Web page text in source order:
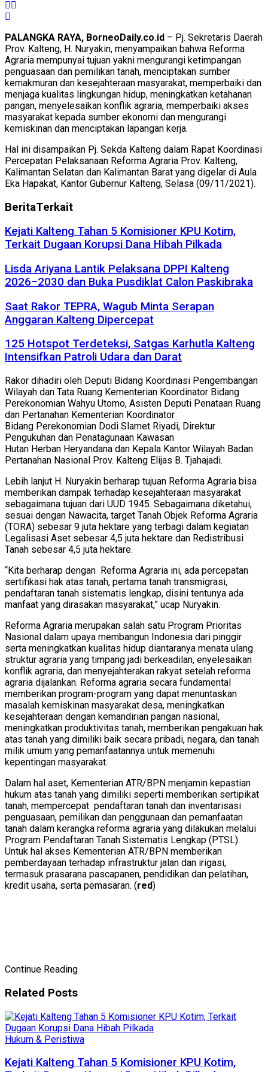
PALANGKA RAYA, BorneoDaily.co.id – Pj. Sekretaris Daerah
Prov. Kalteng, H. Nuryakin, menyampaikan bahwa Reforma
Agraria mempunyai tujuan yakni mengurangi ketimpangan
penguasaan dan pemilikan tanah, menciptakan sumber
kemakmuran dan kesejahteraan masyarakat, memperbaiki dan
menjaga kualitas lingkungan hidup, meningkatkan ketahanan
pangan, menyelesaikan konflik agraria, memperbaiki akses
masyarakat kepada sumber ekonomi dan mengurangi
kemiskinan dan menciptakan lapangan kerja.
Hal ini disampaikan Pj. Sekda Kalteng dalam Rapat Koordinasi
Percepatan Pelaksanaan Reforma Agraria Prov. Kalteng,
Kalimantan Selatan dan Kalimantan Barat yang digelar di Aula
Eka Hapakat, Kantor Gubernur Kalteng, Selasa (09/11/2021).
BeritaTerkait
Kejati Kalteng Tahan 5 Komisioner KPU Kotim,
Terkait Dugaan Korupsi Dana Hibah Pilkada
Lisda Ariyana Lantik Pelaksana DPPI Kalteng
2026–2030 dan Buka Pusdiklat Calon Paskibraka
Saat Rakor TEPRA, Wagub Minta Serapan
Anggaran Kalteng Dipercepat
125 Hotspot Terdeteksi, Satgas Karhutla Kalteng
Intensifkan Patroli Udara dan Darat
Rakor dihadiri oleh Deputi Bidang Koordinasi Pengembangan
Wilayah dan Tata Ruang Kementerian Koordinator Bidang
Perekonomian Wahyu Utomo, Asisten Deputi Penataan Ruang
dan Pertanahan Kementerian Koordinator
Bidang Perekonomian Dodi Slamet Riyadi, Direktur
Pengukuhan dan Penatagunaan Kawasan
Hutan Herban Heryandana dan Kepala Kantor Wilayah Badan
Pertanahan Nasional Prov. Kalteng Elijas B. Tjahajadi.
Lebih lanjut H. Nuryakin berharap tujuan Reforma Agraria bisa
memberikan dampak terhadap kesejahteraan masyarakat
sebagaimana tujuan dari UUD 1945. Sebagaimana diketahui,
sesuai dengan Nawacita, target Tanah Objek Reforma Agraria
(TORA) sebesar 9 juta hektare yang terbagi dalam kegiatan
Legalisasi Aset sebesar 4,5 juta hektare dan Redistribusi
Tanah sebesar 4,5 juta hektare.
“Kita berharap dengan Reforma Agraria ini, ada percepatan
sertifikasi hak atas tanah, pertama tanah transmigrasi,
pendaftaran tanah sistematis lengkap, disini tentunya ada
manfaat yang dirasakan masyarakat,” ucap Nuryakin.
Reforma Agraria merupakan salah satu Program Prioritas
Nasional dalam upaya membangun Indonesia dari pinggir
serta meningkatkan kualitas hidup diantaranya menata ulang
struktur agraria yang timpang jadi berkeadilan, enyelesaikan
konflik agraria, dan menyejahterakan rakyat setelah reforma
agraria dijalankan. Reforma agraria secara fundamental
memberikan program-program yang dapat menuntaskan
masalah kemiskinan masyarakat desa, meningkatkan
kesejahteraan dengan kemandirian pangan nasional,
meningkatkan produktivitas tanah, memberikan pengakuan hak
atas tanah yang dimiliki baik secara pribadi, negara, dan tanah
milik umum yang pemanfaatannya untuk memenuhi
kepentingan masyarakat.
Dalam hal aset, Kementerian ATR/BPN menjamin kepastian
hukum atas tanah yang dimiliki seperti memberikan sertipikat
tanah, mempercepat pendaftaran tanah dan inventarisasi
penguasaan, pemilikan dan penggunaan dan pemanfaatan
tanah dalam kerangka reforma agraria yang dilakukan melalui
Program Pendaftaran Tanah Sistematis Lengkap (PTSL).
Untuk hal akses Kementerian ATR/BPN memberikan
pemberdayaan terhadap infrastruktur jalan dan irigasi,
termasuk prasarana pascapanen, pendidikan dan pelatihan,
kredit usaha, serta pemasaran. (red)
Continue Reading
Related Posts
Hukum & Peristiwa
Kejati Kalteng Tahan 5 Komisioner KPU Kotim,